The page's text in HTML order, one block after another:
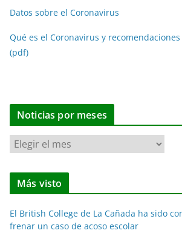
Datos sobre el Coronavirus
Qué es el Coronavirus y
(pdf)
Noticias por meses
N
o
t
i
a
Más visto
El British College de La Cañada ha sido
frenar un caso de acoso escolar